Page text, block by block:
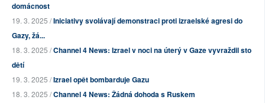
domácnost
19. 3. 2025 /Iniciativy svolávají demonstraci proti izraelské agresi do
Gazy, žá...
18. 3. 2025 /Channel 4 News: Izrael v noci na úterý v Gaze vyvraždil sto
dětí
19. 3. 2025 /Izrael opět bombarduje Gazu
18. 3. 2025 /Channel 4 News: Žádná dohoda s Ruskem